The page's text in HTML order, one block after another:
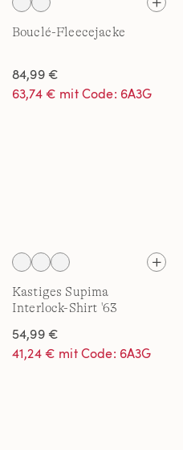
Bouclé-Fleecejacke
84,99 €
63,74 € mit Code: 6A3G
Kastiges Supima
Interlock-Shirt '63
54,99 €
41,24 € mit Code: 6A3G